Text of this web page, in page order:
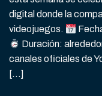
digital donde la
videojuegos.
Duración:
canales oficiales de
[…]